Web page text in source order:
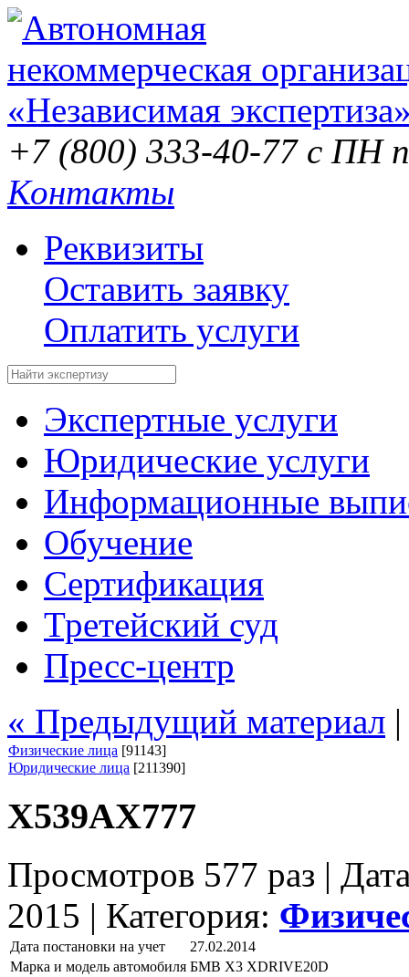
+7 (800) 333-40-77 с ПН
Контакты
Реквизиты
Оставить заявку
Оплатить услуги
Экспертные услуги
Юридические услуги
Информационные
Обучение
Сертификация
Третейский суд
Пресс-центр
« Предыдущий материал
Физические лица [91143]
Юридические лица [211390]
Х539АХ777
Просмотров 577 раз |
2015 | Категория:
Дата постановки на учет
27.02.2014
Марка и модель автомобиля БМВ Х3 ХDRIVЕ20D